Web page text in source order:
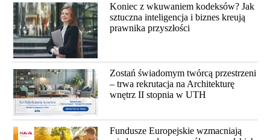
Koniec z wkuwaniem kodeksów? Jak
sztuczna inteligencja i biznes kreują
prawnika przyszłości
Zostań świadomym twórcą przestrzeni
– trwa rekrutacja na Architekturę
wnętrz II stopnia w UTH
Fundusze Europejskie wzmacniają